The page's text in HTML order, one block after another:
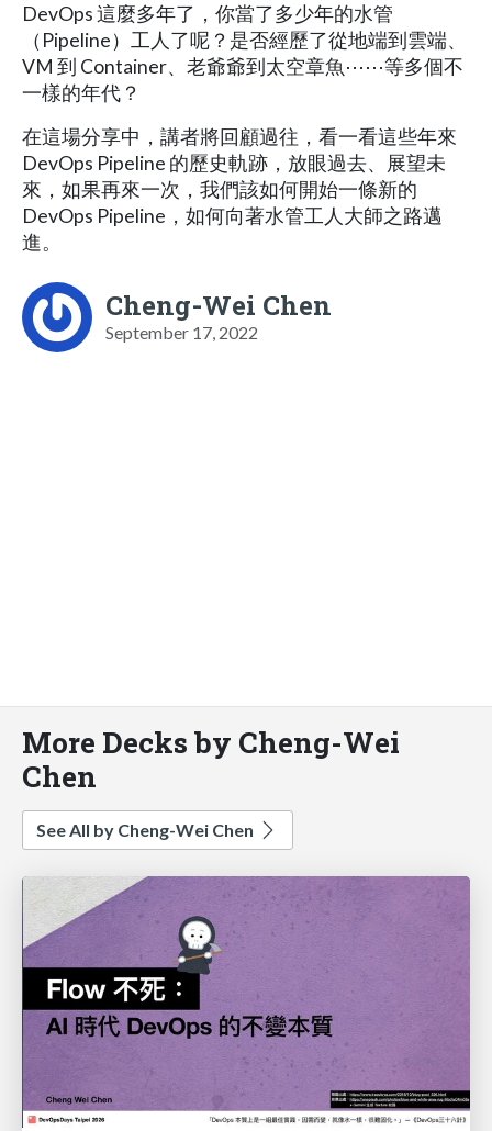
DevOps 這麼多年了，你當了多少年的水管
（Pipeline）工人了呢？是否經歷了從地端到雲端、
VM 到 Container、老爺爺到太空章魚⋯⋯等多個不
一樣的年代？
在這場分享中，講者將回顧過往，看一看這些年來
DevOps Pipeline 的歷史軌跡，放眼過去、展望未
來，如果再來一次，我們該如何開始一條新的
DevOps Pipeline，如何向著水管工人大師之路邁
進。
Cheng-Wei Chen
September 17, 2022
More Decks by Cheng-Wei
Chen
See All by Cheng-Wei Chen